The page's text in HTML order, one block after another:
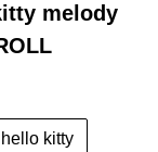
melody
kitty